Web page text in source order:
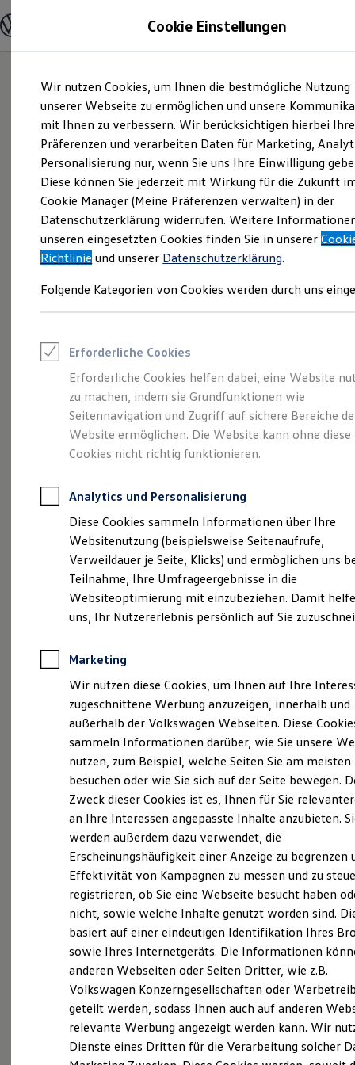
Hauptinhalt
springen
Footer
springen
Modelle und Konfigurator
Modelle vergleichen
Elektroautos
ENERGY Sondermodelle
Nutzfahrzeuge
SUV und CUV
Familienautos
Kombis
Kompaktwagen
Sportwagen
Schnell verfügbare Fahrzeuge
Angebote und Produkte
Aktuelle Angebote
E-Auto-Förderung
Volkswagen Marktplatz
Junge Gebrauchtwagen und Gebrauchtwagen
Saisonangebote
Leasing
Leasing-Angebote
Gebrauchtwagen Leasing
Junge Gebrauchtwagen-Leasing
Elektroauto Leasing
Kleinwagen-Leasing
Leasing ohne Anzahlung
Autokredit mit Schlussrate
Versicherungen und Garantien
Kfz-Versicherung
Restschuldversicherungen
Garantien
Wartungsverträge
Geschäftskunden
Professional Class bei Volkswagen
Großkunden
Behörden
Anpfiff zum Gewinn
Elektroautos
ID. Tutorials
Elektrofahrzeugkonzepte
Reichweite
Reichweite der ID. Modelle
Reichweite im Winter
Laden
Laden unterwegs
Laden Zuhause
Ladezeitensimulator
Batterie
Sicherheit
Garantie und Lebensdauer
Nachhaltigkeit
Technologie
Kosten und Kauf
Verbrauchskosten
Kaufoptionen
E-Auto-Förderung
Software und Konnektivität
Die ID. Software 6
ID. Software Versionen und Updates
Digitale Extras
Schnittstellen zu Ihrem ID.
Voll im Leben.
Vollelektrisch. Der
ID.3
Impressum & Rechtliches
Probefahrt vereinbaren
Fahrzeugangebot anfordern
Servicetermin buchen
Serviceanfrage stellen
Cookie Einstellungen
Wir nutzen Cookies, um Ihnen die bestmögliche Nutzung
unserer Webseite zu ermöglichen und unsere
mit Ihnen zu verbessern. Wir berücksichtigen hierbei Ihre
Präferenzen und verarbeiten Daten für Marketing,
Personalisierung nur, wenn Sie uns Ihre Einwilligung
Diese können Sie jederzeit mit Wirkung für die Zukunft
Cookie Manager (Meine Präferenzen verwalten) in der
Datenschutzerklärung widerrufen. Weitere
unseren eingesetzten Cookies finden Sie in unserer
Richtlinie und unserer Datenschutzerklärung.
Folgende Kategorien von Cookies werden durch uns
Erforderliche Cookies
Erforderliche Cookies helfen dabei, eine Website
zu machen, indem sie Grundfunktionen wie
Seitennavigation und Zugriff auf sichere Bereiche
Website ermöglichen. Die Website kann ohne diese
Cookies nicht richtig funktionieren.
Analytics und Personalisierung
Diese Cookies sammeln Informationen über Ihre
Websitenutzung (beispielsweise Seitenaufrufe,
Verweildauer je Seite, Klicks) und ermöglichen uns
Teilnahme, Ihre Umfrageergebnisse in die
Websiteoptimierung mit einzubeziehen. Damit
uns, Ihr Nutzererlebnis persönlich auf Sie
Marketing
Wir nutzen diese Cookies, um Ihnen auf Ihre
zugeschnittene Werbung anzuzeigen, innerhalb und
außerhalb der Volkswagen Webseiten. Diese
sammeln Informationen darüber, wie Sie unsere
nutzen, zum Beispiel, welche Seiten Sie am meisten
besuchen oder wie Sie sich auf der Seite bewegen.
Zweck dieser Cookies ist es, Ihnen für Sie
an Ihre Interessen angepasste Inhalte anzubieten.
werden außerdem dazu verwendet, die
Erscheinungshäufigkeit einer Anzeige zu begrenzen
Effektivität von Kampagnen zu messen und zu
registrieren, ob Sie eine Webseite besucht haben
nicht, sowie welche Inhalte genutzt worden sind.
basiert auf einer eindeutigen Identifikation Ihres
sowie Ihres Internetgeräts. Die Informationen
anderen Webseiten oder Seiten Dritter, wie z.B.
Volkswagen Konzerngesellschaften oder
geteilt werden, sodass Ihnen auch auf anderen
relevante Werbung angezeigt werden kann. Wir
Dienste eines Dritten für die Verarbeitung solcher